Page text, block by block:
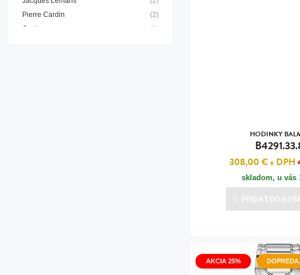
Pierre Cardin
(2)
Casio
(1)
HODINKY
308,00 €s DPH
skladom, u vás
PRIDAŤ DO
AKCIA 25%